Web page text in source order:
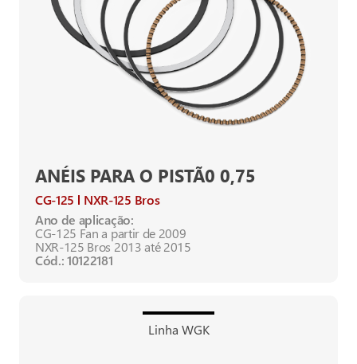
ANÉIS PARA O PISTÃ0 0,75
CG-125
NXR-125 Bros
Ano de aplicação:
CG-125 Fan a partir de 2009
NXR-125 Bros 2013 até 2015
Cód.: 10122181
Linha WGK